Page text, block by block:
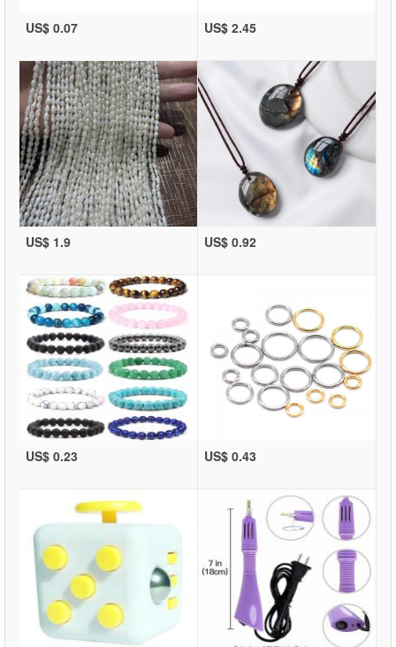
US$ 0.07 US$ 2.45
US$ 1.9 US$ 0.92
US$ 0.23 US$ 0.43